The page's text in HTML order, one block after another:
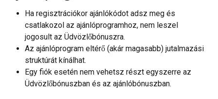
Ha regisztrációkor ajánlókódot adsz meg és
csatlakozol az ajánlóprogramhoz, nem leszel
jogosult az Üdvözlőbónuszra.
Az ajánlóprogram eltérő (akár magasabb) jutalmazási
struktúrát kínálhat.
Egy fiók esetén nem vehetsz részt egyszerre az
Üdvözlőbónuszban és az ajánlóbónuszban.